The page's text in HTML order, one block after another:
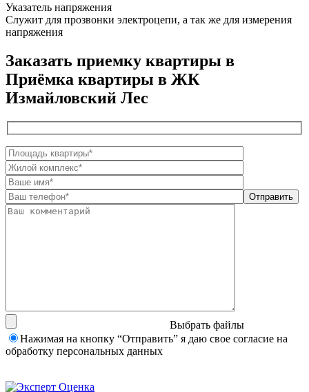
Указатель напряжения
Служит для прозвонки электроцепи, а так же для измерения
напряжения
Заказать приемку квартиры в
Приёмка квартиры в ЖК
Измайловский Лес
Выбрать файлы
Нажимая на кнопку “Отправить” я даю свое согласие на
обработку персональных данных